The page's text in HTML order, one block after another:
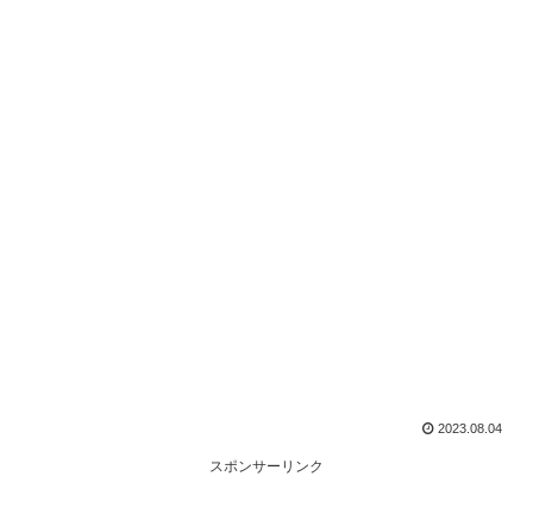
2023.08.04
スポンサーリンク